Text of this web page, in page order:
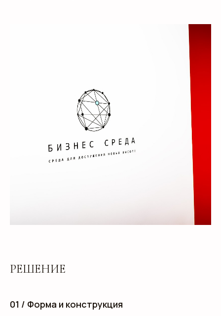
РЕШЕНИЕ
01 / Форма и конструкция